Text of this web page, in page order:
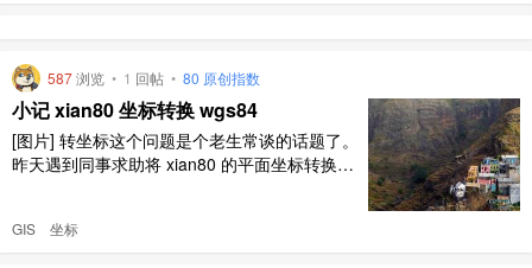
587浏览 • 1 回帖 • 80 原创指数
小记 xian80 坐标转换 wgs84
[图片] 转坐标这个问题是个老生常谈的话题了。
昨天遇到同事求助将 xian80 的平面坐标转换到
准了，然而有个问题，经纬度下 84 和 2000 基
GIS 坐标